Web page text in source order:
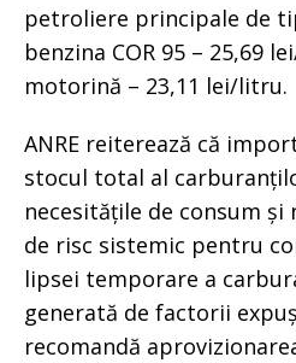
petroliere principale de
benzina COR 95 – 25,69
motorină – 23,11 lei/litru.
ANRE reiterează că
stocul total al
necesitățile de consum
de risc sistemic pentru
lipsei temporare a
generată de factorii
recomandă